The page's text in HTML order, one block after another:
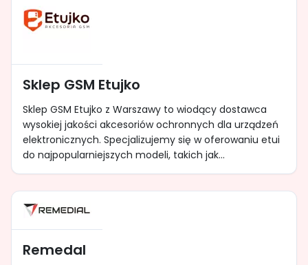
Sklep GSM Etujko
Sklep GSM Etujko z Warszawy to wiodący dostawca
wysokiej jakości akcesoriów ochronnych dla urządzeń
elektronicznych. Specjalizujemy się w oferowaniu etui
do najpopularniejszych modeli, takich jak...
Remedal